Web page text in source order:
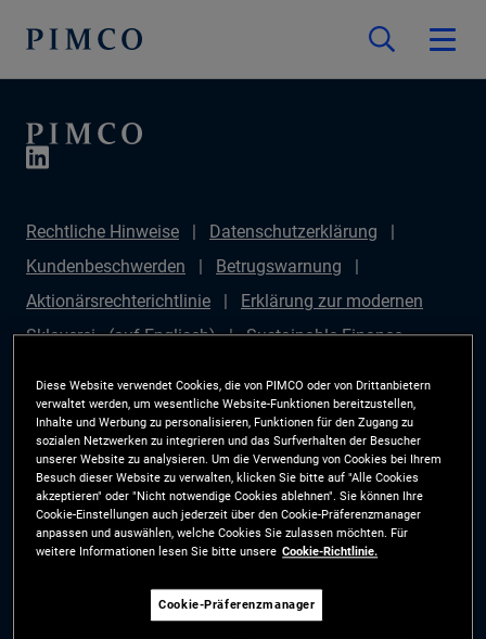
Rechtliche Hinweise
Datenschutzerklärung
Kundenbeschwerden
Betrugswarnung
Aktionärsrechterichtlinie
Erklärung zur modernen
Sklaverei - (auf Englisch)
Sustainable Finance
Anlegerrechte
Site Map
Cookie-Präferenzmanager
PIMCO ESG Rating Methodology
Die Informationen auf dieser Website sind ausschließlich für Deutsche
Staatsbürger bestimmt.
ausschließlich zu Informationszwecken und dürfen nicht als
Anlageberatung verstanden werden. Anleger sollten vor einer
Diese Website verwendet Cookies, die von PIMCO oder von Drittanbietern
verwaltet werden, um wesentliche Website-Funktionen bereitzustellen,
Inhalte und Werbung zu personalisieren, Funktionen für den Zugang zu
sozialen Netzwerken zu integrieren und das Surfverhalten der Besucher
unserer Website zu analysieren. Um die Verwendung von Cookies bei Ihrem
Besuch dieser Website zu verwalten, klicken Sie bitte auf "Alle Cookies
akzeptieren" oder "Nicht notwendige Cookies ablehnen". Sie können Ihre
Cookie-Einstellungen auch jederzeit über den Cookie-Präferenzmanager
anpassen und auswählen, welche Cookies Sie zulassen möchten. Für
weitere Informationen lesen Sie bitte unsere Cookie-Richtlinie.
Cookie-Präferenzmanager